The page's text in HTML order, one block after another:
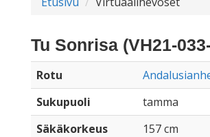
Tu Sonrisa (VH21-
Rotu
Sukupuoli
tamma
Säkäkorkeus
157 cm